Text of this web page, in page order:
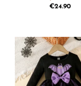
€24.90